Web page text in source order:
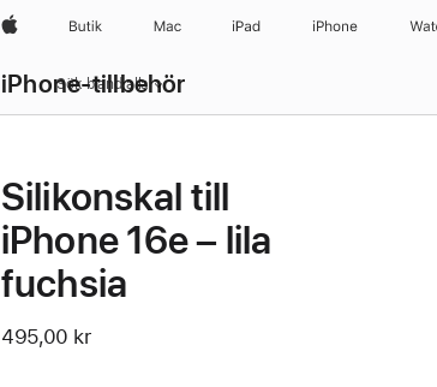
AppleButik Mac iPad iPhone
iPhone-tillbehör
Sök bland alla
Silikonskal till
iPhone 16e – lila
fuchsia
495,00 kr